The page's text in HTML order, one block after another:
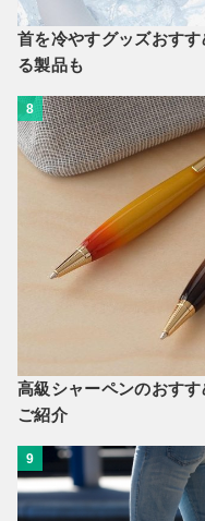
首を冷やすグッズおす
る製品も
8
高級シャーペンのおす
ご紹介
9